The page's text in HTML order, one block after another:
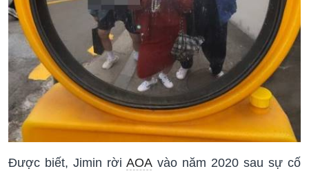
Được biết, Jimin rờiAOAvào năm 2020 sau sự cố